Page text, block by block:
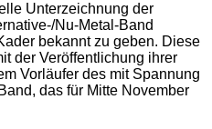
Unterzeichnung der
Nu-Metal-Band
bekannt zu geben. Diese
der Veröffentlichung ihrer
Vorläufer des mit Spannung
das für Mitte November